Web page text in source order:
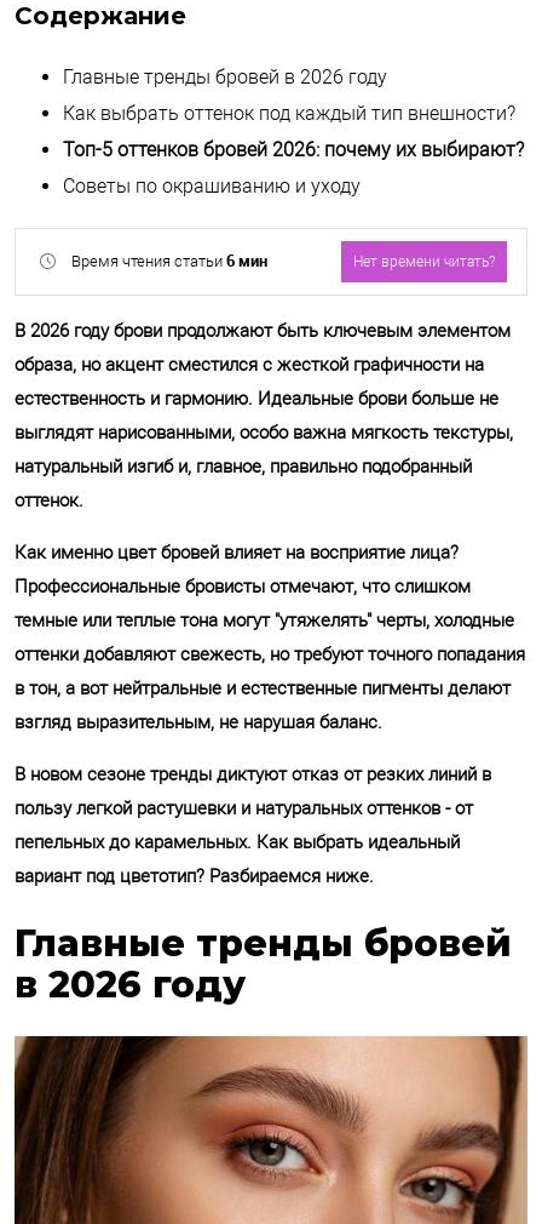
Время чтения статьи 6 мин Нет времени читать?
Отправить
В 2026 году брови продолжают быть ключевым элементом
образа, но акцент сместился с жесткой графичности на
естественность и гармонию. Идеальные брови больше не
выглядят нарисованными, особо важна мягкость текстуры,
натуральный изгиб и, главное, правильно подобранный
оттенок.
Как именно цвет бровей влияет на восприятие лица?
Профессиональные бровисты отмечают, что слишком
темные или теплые тона могут "утяжелять" черты, холодные
оттенки добавляют свежесть, но требуют точного попадания
в тон, а вот нейтральные и естественные пигменты делают
взгляд выразительным, не нарушая баланс.
В новом сезоне тренды диктуют отказ от резких линий в
пользу легкой растушевки и натуральных оттенков - от
пепельных до карамельных. Как выбрать идеальный
вариант под цветотип? Разбираемся ниже.
Главные тренды бровей
в 2026 году
Содержание
Главные тренды бровей в 2026 году
Как выбрать оттенок под каждый тип внешности?
Топ-5 оттенков бровей 2026: почему их выбирают?
Советы по окрашиванию и уходу